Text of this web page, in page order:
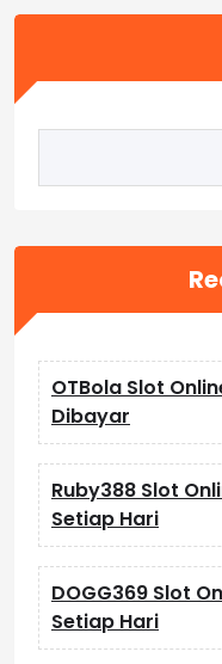
OTBola Slot
Dibayar
Ruby388 Slot
Setiap Hari
DOGG369 Slot
Setiap Hari